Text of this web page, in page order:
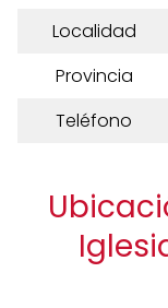
Localidad
Provincia
Teléfono